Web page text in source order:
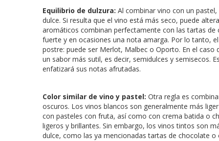
Equilibrio de dulzura: Al combinar vino con un
dulce. Si resulta que el vino está más seco, puede
aromáticos combinan perfectamente con las tartas
fuerte y en ocasiones una nota amarga. Por lo tanto,
postre: puede ser Merlot, Malbec o Oporto. En el
un sabor más sutil, es decir, semidulces y semisecos.
enfatizará sus notas afrutadas.
Color similar de vino y pastel: Otra regla es
oscuros. Los vinos blancos son generalmente más
con pasteles con fruta, así como con crema batida o
ligeros y brillantes. Sin embargo, los vinos tintos son
dulce, como las ya mencionadas tartas de chocolate o